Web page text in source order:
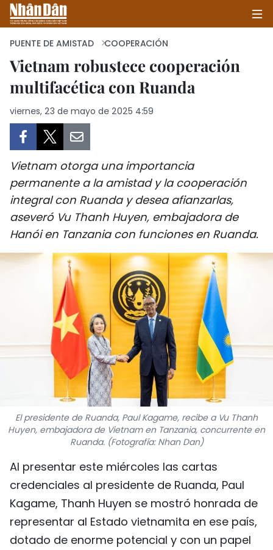
INICIO
POLÍTICA
SOCIEDAD
SALUD - MEDIO AMBIENTE
CULTURA - ENTRETENIMIENTO
INTERNACIONAL
DEPORTES
VIAJES
PUENTE DE AMISTAD
HISTORIAS MULTIMEDIA
FOTOGRAFÍA
¿QUIÉNES SOMOS?
TIẾNG VIỆT
ENGLISH
PUENTE DE AMISTAD COOPERACIÓN
Vietnam robustece cooperación
multifacética con Ruanda
viernes, 23 de mayo de 2025 4:59
Vietnam otorga una importancia
permanente a la amistad y la cooperación
integral con Ruanda y desea afianzarlas,
aseveró Vu Thanh Huyen, embajadora de
Hanói en Tanzania con funciones en Ruanda.
El presidente de Ruanda, Paul Kagame, recibe a Vu Thanh
Huyen, embajadora de Vietnam en Tanzania, concurrente en
Ruanda. (Fotografía: Nhan Dan)
Al presentar este miércoles las cartas
credenciales al presidente de Ruanda, Paul
Kagame, Thanh Huyen se mostró honrada de
representar al Estado vietnamita en ese país,
dotado de enorme potencial y con un papel